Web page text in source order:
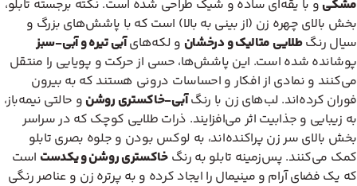
مشکی و با یقه‌ای ساده و شیک طراحی شده است. نکته برجسته تابلو،
بخش بالای چهره زن (از بینی به بالا) است که با پاشش‌های بزرگ و
سیال رنگطلایی متالیک و درخشان و لکه‌هایآبی تیره و آبی-سبز
پوشانده شده است. این پاشش‌ها، حسی از حرکت و پویایی را منتقل
می‌کنند و نمادی از افکار و احساسات درونی هستند که به بیرون
فوران کرده‌اند. لب‌های زن با رنگآبی-خاکستری روشن و حالتی نیمه‌باز،
به زیبایی و جذابیت اثر می‌افزایند. ذرات طلایی کوچک که در سراسر
بخش بالای سر زن پراکنده‌اند، به لوکس بودن و جلوه بصری تابلو
کمک می‌کنند. پس‌زمینه تابلو به رنگخاکستری روشن و یکدست است
که یک فضای آرام و مینیمال را ایجاد کرده و به پرتره زن و عناصر رنگی